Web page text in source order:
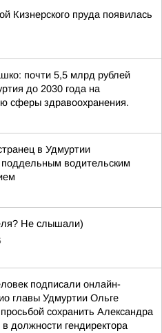
Кизнерского пруда появилась
почти 5,5 млрд рублей
до 2030 года на
сферы здравоохранения.
в Удмуртии
поддельным водительским
Не слышали)
подписали онлайн-
главы Удмуртии Ольге
сохранить Александра
должности гендиректора